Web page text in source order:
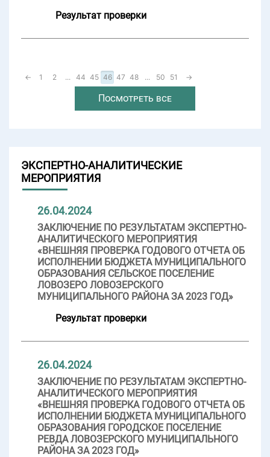
Результат проверки
← 1 2 ... 44 45 46 47 48 ... 50 51 →
Посмотреть все
ЭКСПЕРТНО-АНАЛИТИЧЕСКИЕ
МЕРОПРИЯТИЯ
26.04.2024
ЗАКЛЮЧЕНИЕ ПО РЕЗУЛЬТАТАМ ЭКСПЕРТНО-
АНАЛИТИЧЕСКОГО МЕРОПРИЯТИЯ
«ВНЕШНЯЯ ПРОВЕРКА ГОДОВОГО ОТЧЕТА ОБ
ИСПОЛНЕНИИ БЮДЖЕТА МУНИЦИПАЛЬНОГО
ОБРАЗОВАНИЯ СЕЛЬСКОЕ ПОСЕЛЕНИЕ
ЛОВОЗЕРО ЛОВОЗЕРСКОГО
МУНИЦИПАЛЬНОГО РАЙОНА ЗА 2023 ГОД»
Результат проверки
26.04.2024
ЗАКЛЮЧЕНИЕ ПО РЕЗУЛЬТАТАМ ЭКСПЕРТНО-
АНАЛИТИЧЕСКОГО МЕРОПРИЯТИЯ
«ВНЕШНЯЯ ПРОВЕРКА ГОДОВОГО ОТЧЕТА ОБ
ИСПОЛНЕНИИ БЮДЖЕТА МУНИЦИПАЛЬНОГО
ОБРАЗОВАНИЯ ГОРОДСКОЕ ПОСЕЛЕНИЕ
РЕВДА ЛОВОЗЕРСКОГО МУНИЦИПАЛЬНОГО
РАЙОНА ЗА 2023 ГОД»